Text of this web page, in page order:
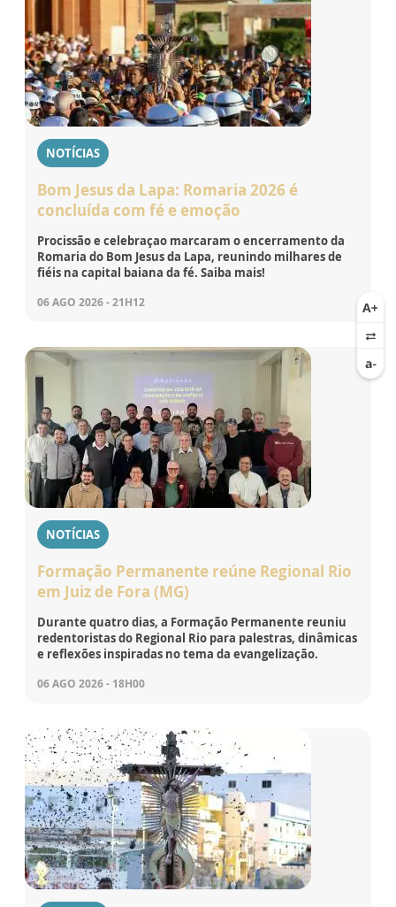
NOTÍCIAS
Bom Jesus da Lapa: Romaria 2026 é
concluída com fé e emoção
Procissão e celebraçao marcaram o encerramento da
Romaria do Bom Jesus da Lapa, reunindo milhares de
fiéis na capital baiana da fé. Saiba mais!
06 AGO 2026 - 21H12
NOTÍCIAS
Formação Permanente reúne Regional Rio
em Juiz de Fora (MG)
Durante quatro dias, a Formação Permanente reuniu
redentoristas do Regional Rio para palestras, dinâmicas
e reflexões inspiradas no tema da evangelização.
06 AGO 2026 - 18H00